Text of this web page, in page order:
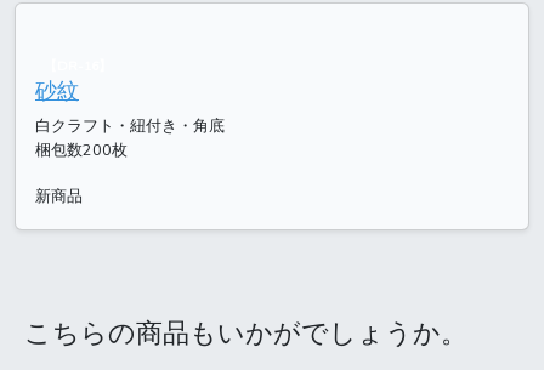
砂紋
白クラフト・紐付き・角底
梱包数200枚
新商品
こちらの商品もいかがでしょうか。